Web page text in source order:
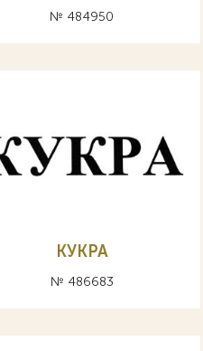
№ 484950
КУКРА
№ 486683